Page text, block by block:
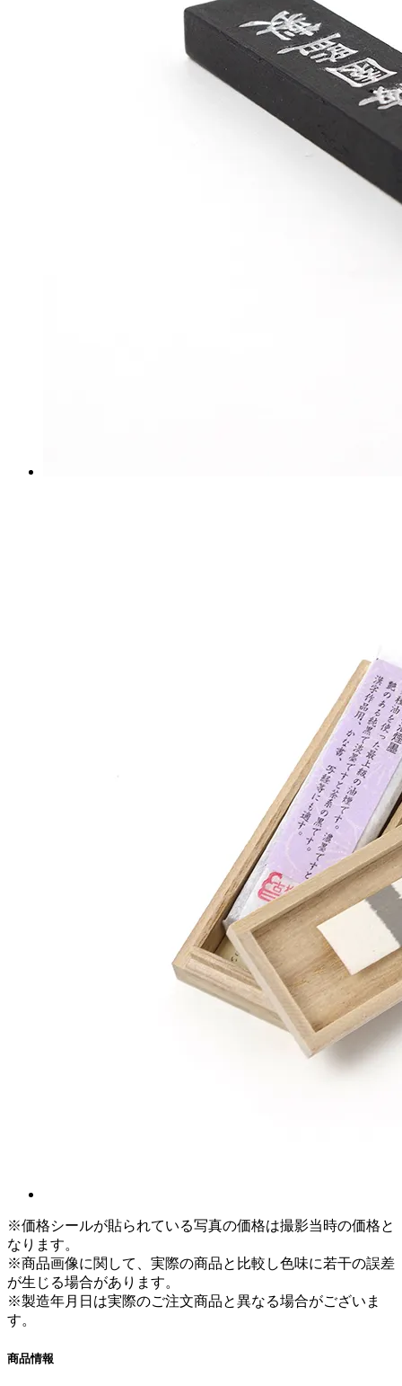
※価格シールが貼られている写真の価格は撮影当時の価格と
なります。
※商品画像に関して、実際の商品と比較し色味に若干の誤差
が生じる場合があります。
※製造年月日は実際のご注文商品と異なる場合がございま
す。
商品情報